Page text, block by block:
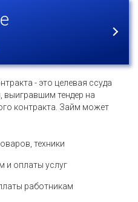
- это целевая ссуда
тендер на
контракта. Займ может
техники
и оплаты услуг
работникам